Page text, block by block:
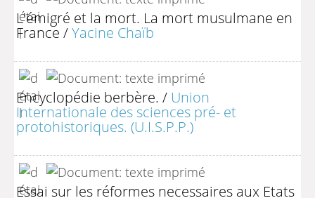
L'émigré et la mort. La mort musulmane en
France /Yacine Chaïb
Encyclopédie berbère. / Union
Internationale des sciences pré- et
protohistoriques. (U.I.S.P.P.)
Essai sur les réformes necessaires aux Etats